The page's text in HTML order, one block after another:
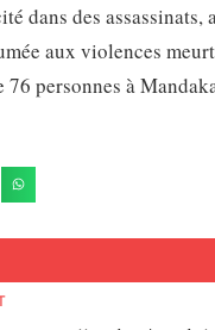
dans des assassinats,
aux violences
personnes à